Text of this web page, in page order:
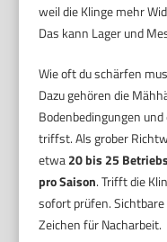
weil die Klinge mehr
Das kann Lager und
Wie oft du schärfen
Dazu gehören die
Bodenbedingungen
triffst. Als grober
etwa20 bis 25
pro Saison. Trifft die
sofort prüfen.
Zeichen für Nacharbeit.